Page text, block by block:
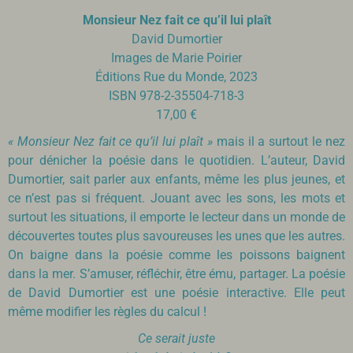
Monsieur Nez fait ce qu’il lui plaît
David Dumortier
Images de Marie Poirier
Éditions Rue du Monde, 2023
ISBN 978-2-35504-718-3
17,00 €
« Monsieur Nez fait ce qu’il lui plaît » mais il a surtout le nez
pour dénicher la poésie dans le quotidien. L’auteur, David
Dumortier, sait parler aux enfants, même les plus jeunes, et
ce n’est pas si fréquent. Jouant avec les sons, les mots et
surtout les situations, il emporte le lecteur dans un monde de
découvertes toutes plus savoureuses les unes que les autres.
On baigne dans la poésie comme les poissons baignent
dans la mer. S’amuser, réfléchir, être ému, partager. La poésie
de David Dumortier est une poésie interactive. Elle peut
même modifier les règles du calcul !
Ce serait juste